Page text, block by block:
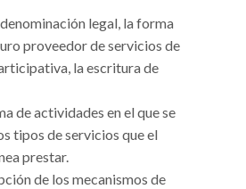
legal, la forma
proveedor de servicios de
la escritura de
de actividades en el que se
tipos de servicios que el
prestar.
de los mecanismos de